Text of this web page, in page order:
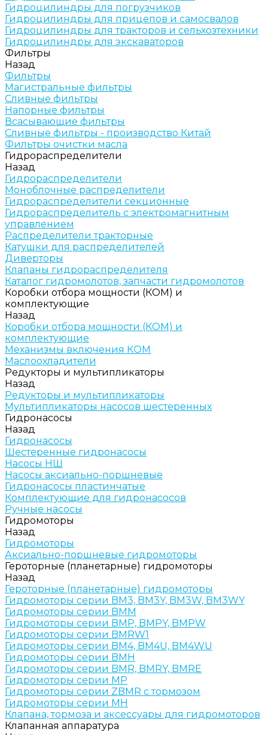
Гидроцилиндры для погрузчиков
Гидроцилиндры для прицепов и самосвалов
Гидроцилиндры для тракторов и сельхозтехники
Гидроцилиндры для экскаваторов
Фильтры
Назад
Фильтры
Магистральные фильтры
Сливные фильтры
Напорные фильтры
Всасывающие фильтры
Сливные фильтры - производство Китай
Фильтры очистки масла
Гидрораспределители
Назад
Гидрораспределители
Моноблочные распределители
Гидрораспределители секционные
Гидрораспределитель с электромагнитным
управлением
Распределители тракторные
Катушки для распределителей
Диверторы
Клапаны гидрораспределителя
Каталог гидромолотов, запчасти гидромолотов
Коробки отбора мощности (КОМ) и
комплектующие
Назад
Коробки отбора мощности (КОМ) и
комплектующие
Механизмы включения КОМ
Маслоохладители
Редукторы и мультипликаторы
Назад
Редукторы и мультипликаторы
Мультипликаторы насосов шестеренных
Гидронасосы
Назад
Гидронасосы
Шестеренные гидронасосы
Насосы НШ
Насосы аксиально-поршневые
Гидронасосы пластинчатые
Комплектующие для гидронасосов
Ручные насосы
Гидромоторы
Назад
Гидромоторы
Аксиально-поршневые гидромоторы
Героторные (планетарные) гидромоторы
Назад
Героторные (планетарные) гидромоторы
Гидромоторы серии BM3, BM3Y, BM3W, BM3WY
Гидромоторы серии BMM
Гидромоторы серии BMP, BMPY, BMPW
Гидромоторы серии BMRW1
Гидромоторы серии BМ4, BM4U, BМ4WU
Гидромоторы серии BМH
Гидромоторы серии BМR, BMRY, BМRE
Гидромоторы серии MP
Гидромоторы серии ZBMR с тормозом
Гидромоторы серии МH
Клапана, тормоза и аксессуары для гидромоторов
Клапанная аппаратура